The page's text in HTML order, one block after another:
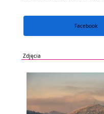
Facebook
Zdjęcia